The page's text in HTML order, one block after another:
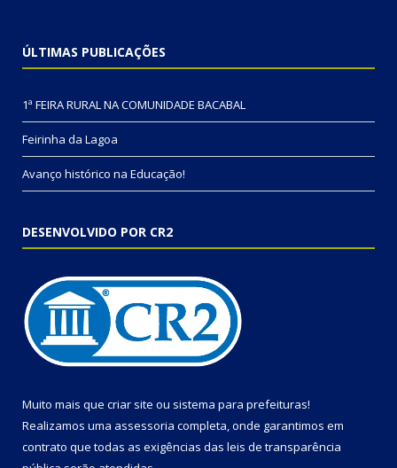
ÚLTIMAS PUBLICAÇÕES
1ª FEIRA RURAL NA COMUNIDADE BACABAL
Feirinha da Lagoa
Avanço histórico na Educação!
DESENVOLVIDO POR CR2
Muito mais que criar site ou sistema para prefeituras!
Realizamos uma assessoria completa, onde garantimos em
contrato que todas as exigências das leis de transparência